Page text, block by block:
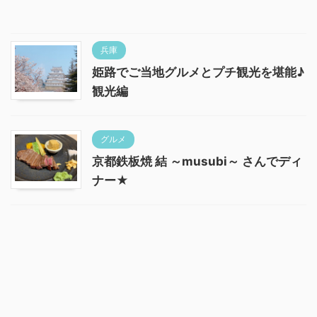
兵庫
姫路でご当地グルメとプチ観光を堪能♪
観光編
グルメ
京都鉄板焼 結 ～musubi～ さんでディ
ナー★